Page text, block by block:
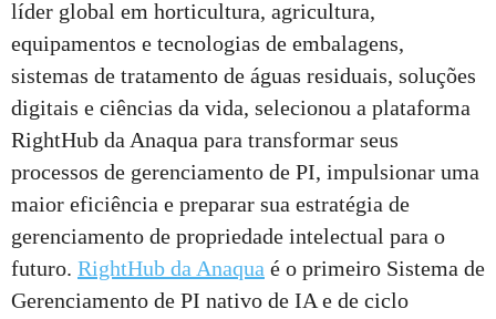
líder global em horticultura, agricultura,
equipamentos e tecnologias de embalagens,
sistemas de tratamento de águas residuais, soluções
digitais e ciências da vida, selecionou a plataforma
RightHub da Anaqua para transformar seus
processos de gerenciamento de PI, impulsionar uma
maior eficiência e preparar sua estratégia de
gerenciamento de propriedade intelectual para o
futuro. RightHub da Anaqua é o primeiro Sistema de
Gerenciamento de PI nativo de IA e de ciclo